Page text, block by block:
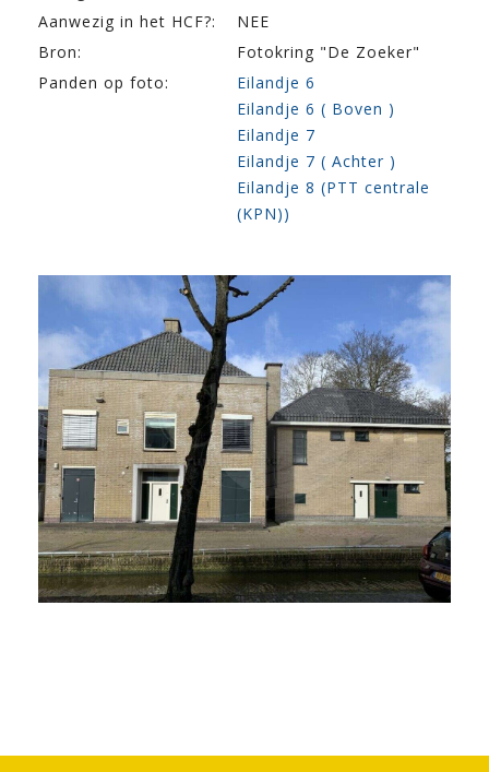
Aanwezig in het HCF?:
NEE
Bron:
Fotokring "De Zoeker"
Panden op foto:
Eilandje 6
Eilandje 6 ( Boven )
Eilandje 7
Eilandje 7 ( Achter )
Eilandje 8 (PTT centrale
(KPN))